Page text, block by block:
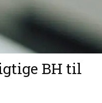
BH til